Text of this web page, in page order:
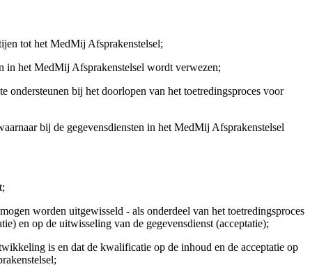
tot het MedMij Afsprakenstelsel;
in het MedMij Afsprakenstelsel wordt verwezen;
bij het doorlopen van het toetredingsproces voor
bij de gegevensdiensten in het MedMij Afsprakenstelsel
worden uitgewisseld - als onderdeel van het toetredingsproces
en op de uitwisseling van de gegevensdienst (acceptatie);
is en dat de kwalificatie op de inhoud en de acceptatie op